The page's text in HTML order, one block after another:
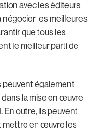
avec les éditeurs
négocier les meilleures
que tous les
le meilleur parti de
peuvent également
la mise en œuvre
En outre, ils peuvent
mettre en œuvre les